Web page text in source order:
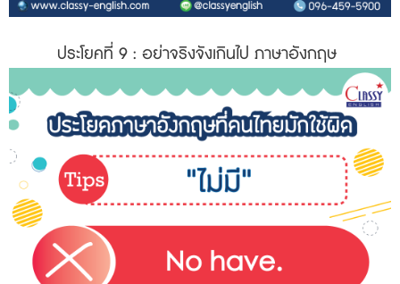
ประโยคที่ 9: อย่าจริงจังเกินไป ภาษาอังกฤษ